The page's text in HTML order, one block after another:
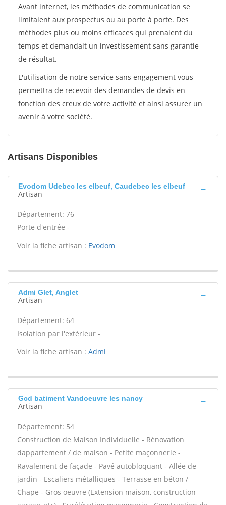
Avant internet, les méthodes de communication se
limitaient aux prospectus ou au porte à porte. Des
méthodes plus ou moins efficaces qui prenaient du
temps et demandait un investissement sans garantie
de résultat.
L'utilisation de notre service sans engagement vous
permettra de recevoir des demandes de devis en
fonction des creux de votre activité et ainsi assurer un
avenir à votre société.
Artisans Disponibles
Evodom Udebec les elbeuf, Caudebec les elbeuf
Artisan
Département: 76
Porte d'entrée -
Voir la fiche artisan : Evodom
Admi Glet, Anglet
Artisan
Département: 64
Isolation par l'extérieur -
Voir la fiche artisan : Admi
Gcd batiment Vandoeuvre les nancy
Artisan
Département: 54
Construction de Maison Individuelle - Rénovation
dappartement / de maison - Petite maçonnerie -
Ravalement de façade - Pavé autobloquant - Allée de
jardin - Escaliers métalliques - Terrasse en béton /
Chape - Gros oeuvre (Extension maison, construction